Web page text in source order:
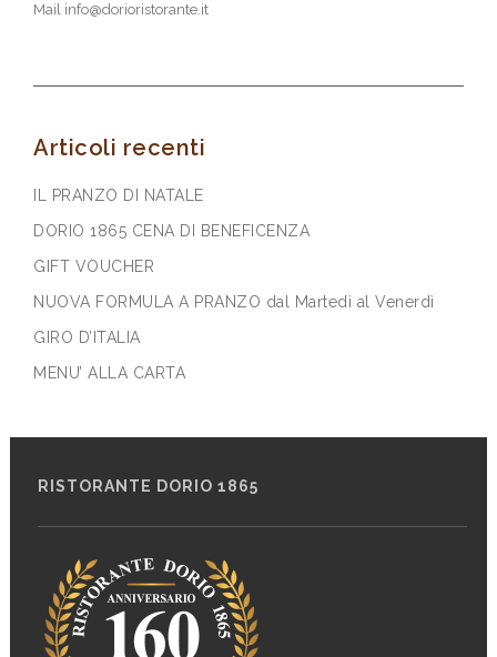
Mail info@dorioristorante.it
Articoli recenti
IL PRANZO DI NATALE
DORIO 1865 CENA DI BENEFICENZA
GIFT VOUCHER
NUOVA FORMULA A PRANZO dal Martedì al Venerdì
GIRO D’ITALIA
MENU’ ALLA CARTA
RISTORANTE DORIO 1865